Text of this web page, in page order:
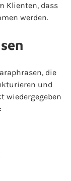
Klienten, dass
werden.
die
und
wiedergegeben